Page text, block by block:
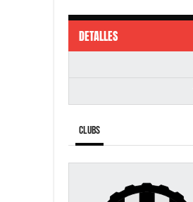
DETALLES
Clubs